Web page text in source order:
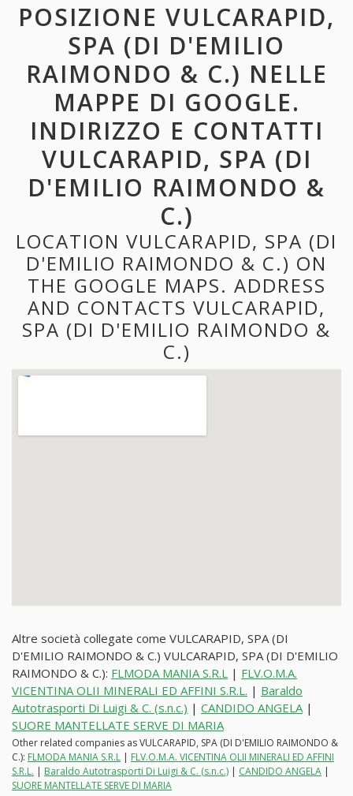
POSIZIONE VULCARAPID,
SPA (DI D'EMILIO
RAIMONDO & C.) NELLE
MAPPE DI GOOGLE.
INDIRIZZO E CONTATTI
VULCARAPID, SPA (DI
D'EMILIO RAIMONDO &
C.)
LOCATION VULCARAPID, SPA (DI
D'EMILIO RAIMONDO & C.) ON
THE GOOGLE MAPS. ADDRESS
AND CONTACTS VULCARAPID,
SPA (DI D'EMILIO RAIMONDO &
C.)
Altre società collegate come VULCARAPID, SPA (DI
D'EMILIO RAIMONDO & C.) VULCARAPID, SPA (DI D'EMILIO
RAIMONDO & C.): FLMODA MANIA S.R.L | FLV.O.M.A.
VICENTINA OLII MINERALI ED AFFINI S.R.L. | Baraldo
Autotrasporti Di Luigi & C. (s.n.c.) | CANDIDO ANGELA |
SUORE MANTELLATE SERVE DI MARIA
Other related companies as VULCARAPID, SPA (DI D'EMILIO RAIMONDO &
C.): FLMODA MANIA S.R.L
FLV.O.M.A. VICENTINA OLII MINERALI ED AFFINI
S.R.L.
Baraldo Autotrasporti Di Luigi & C. (s.n.c.) CANDIDO ANGELA
SUORE MANTELLATE SERVE DI MARIA